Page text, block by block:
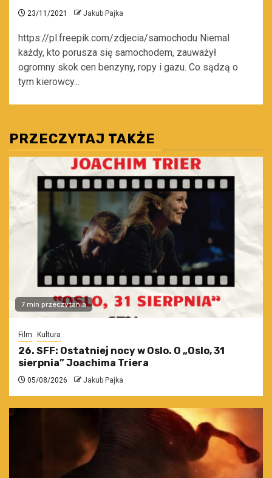
23/11/2021 Jakub Pajka
https://pl.freepik.com/zdjecia/samochodu Niemal
każdy, kto porusza się samochodem, zauważył
ogromny skok cen benzyny, ropy i gazu. Co sądzą o
tym kierowcy...
PRZECZYTAJ TAKŻE
7 min przeczytania
Film Kultura
26. SFF: Ostatniej nocy w Oslo. O „Oslo, 31
sierpnia” Joachima Triera
05/08/2026 Jakub Pajka